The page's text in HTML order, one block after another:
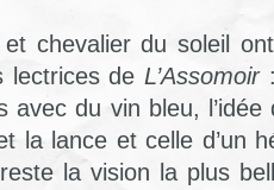
chevalier du soleil
lectrices de L’Assomoir:
avec du vin bleu, l’idée
la lance et celle d’un
la vision la plus